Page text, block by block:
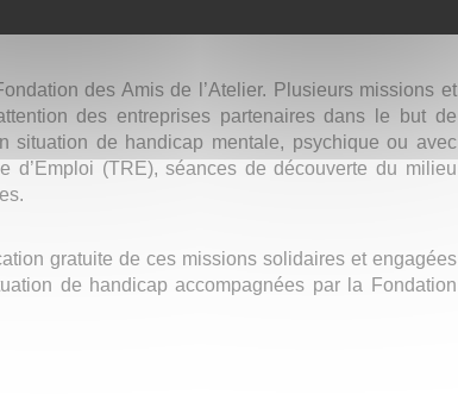
associations en France et à l'international.
des Amis de l’Atelier. Plusieurs missions et
des entreprises partenaires dans le but de
situation de handicap mentale, psychique ou avec
d’Emploi (TRE), séances de découverte du milieu
gratuite de ces missions solidaires et engagées
de handicap accompagnées par la Fondation